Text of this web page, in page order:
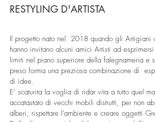
RESTYLING D'ARTISTA
Il progetto nato nel 2018 quando gli Artigiani
hanno invitano alcuni amici Artisti ad esprimersi
limiti nel piano superiore della falegnameria e
preso forma una preziosa combinazione di
di idee.
E’ scaturita la voglia di ridar vita a tutto quel
accatastato di vecchi mobili distrutti, per non
alberi, rispettare l’ambiente e creare oggetti